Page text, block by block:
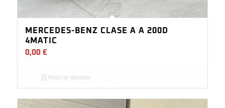
MERCEDES-BENZ CLASE A A 200D
4MATIC
0,00 €
Mostrar detalles